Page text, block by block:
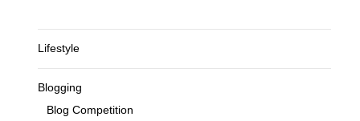
Lifestyle
Blogging
Blog Competition